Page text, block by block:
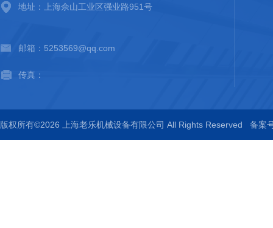
地址：上海佘山工业区强业路951号
邮箱：5253569@qq.com
传真：
版权所有©2026 上海老乐机械设备有限公司 All Rights Reserved 备案